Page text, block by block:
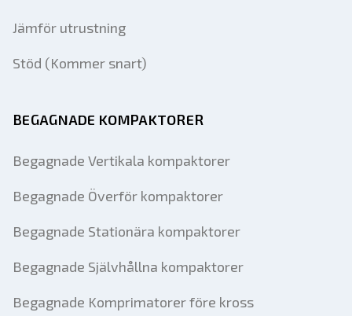
Jämför utrustning
Stöd (Kommer snart)
BEGAGNADE KOMPAKTORER
Begagnade Vertikala kompaktorer
Begagnade Överför kompaktorer
Begagnade Stationära kompaktorer
Begagnade Självhållna kompaktorer
Begagnade Komprimatorer före kross